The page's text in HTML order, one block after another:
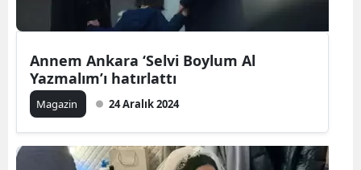
Annem Ankara ‘Selvi Boylum Al
Yazmalım’ı hatırlattı
Magazin 24 Aralık 2024